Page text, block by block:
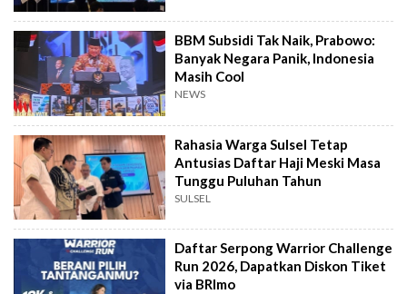
BBM Subsidi Tak Naik, Prabowo:
Banyak Negara Panik, Indonesia
Masih Cool
NEWS
Rahasia Warga Sulsel Tetap
Antusias Daftar Haji Meski Masa
Tunggu Puluhan Tahun
SULSEL
Daftar Serpong Warrior Challenge
Run 2026, Dapatkan Diskon Tiket
via BRImo